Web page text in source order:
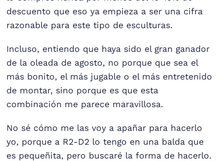
descuento que eso ya empieza a ser una cifra
razonable para este tipo de esculturas.
Incluso, entiendo que haya sido el gran ganador
de la oleada de agosto, no porque que sea el
más bonito, el más jugable o el más entretenido
de montar, sino porque es que esta
combinación me parece maravillosa.
No sé cómo me las voy a apañar para hacerlo
yo, porque a R2-D2 lo tengo en una balda que
es pequeñita, pero buscaré la forma de hacerlo.